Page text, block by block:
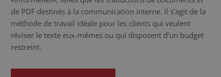
de PDF destinés à la communication interne. Il s’agit de la
méthode de travail idéale pour les clients qui veulent
réviser le texte eux-mêmes ou qui disposent d’un budget
restreint.